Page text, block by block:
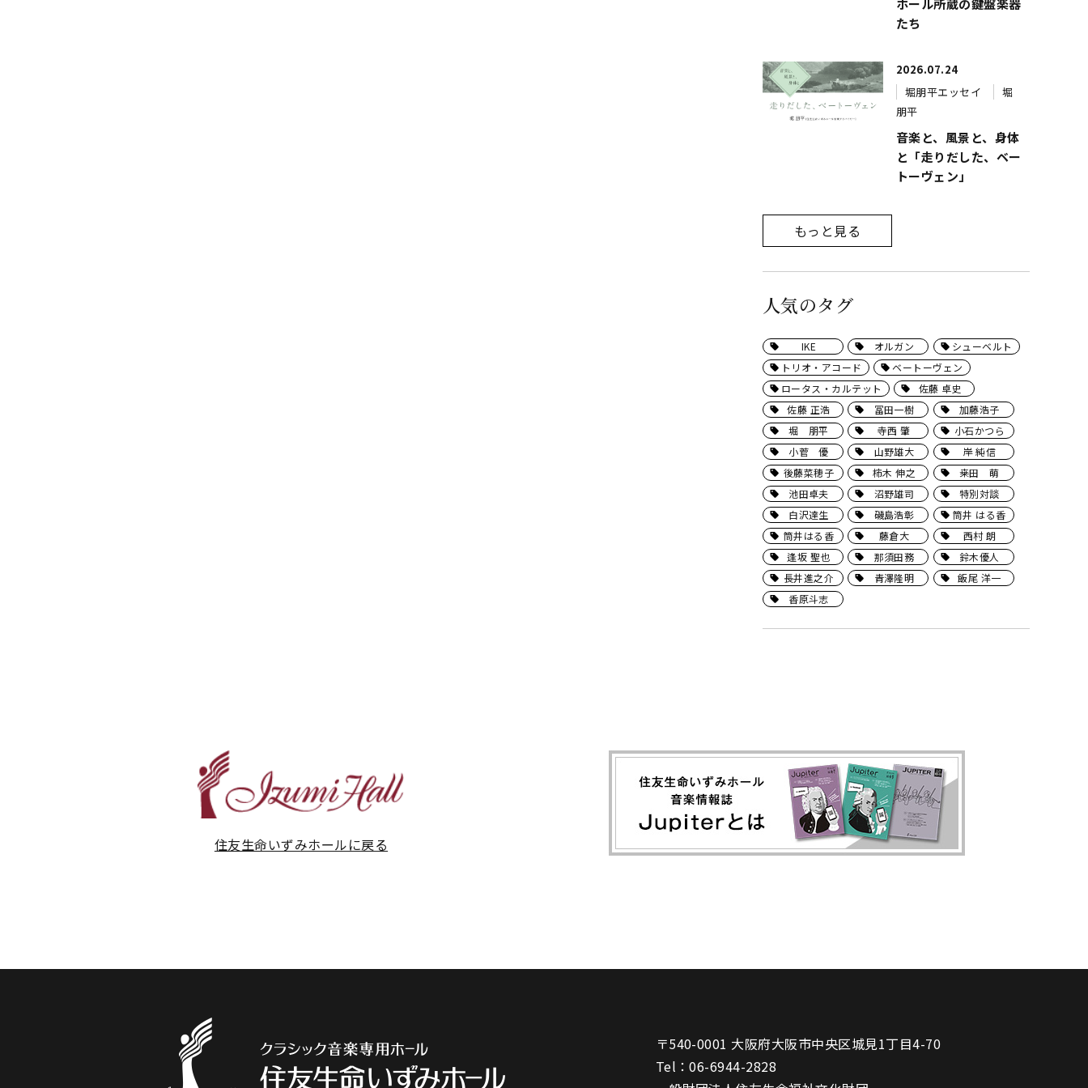
ホール所蔵の鍵盤楽器
たち
2026.07.24
堀朋平エッセイ
堀
朋平
音楽と、風景と、身体
と「走りだした、ベー
トーヴェン」
もっと見る
人気のタグ
IKE オルガン
シューベルト
トリオ・アコード
ベートーヴェン
ロータス・カルテット
佐藤 卓史
佐藤 正浩
冨田一樹
加藤浩子
堀 朋平
寺西 肇
小石かつら
小菅 優
山野雄大
岸 純信
後藤菜穂子
柿木 伸之
桒田 萌
池田卓夫
沼野雄司
特別対談
白沢達生
磯島浩彰
筒井 はる香
筒井はる香
藤倉大
西村 朗
逢坂 聖也
那須田務
鈴木優人
長井進之介
青澤隆明
飯尾 洋一
香原斗志
住友生命いずみホールに戻る
〒540-0001 大阪府大阪市中央区城見1丁目4-70
Tel：06-6944-2828